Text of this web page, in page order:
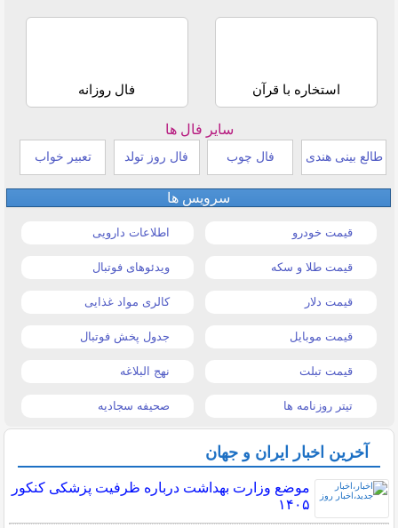
استخاره با قرآن فال روزانه
سایر فال ها
طالع بینی هندی فال چوب فال روز تولد تعبیر خواب
سرویس ها
قیمت خودرو اطلاعات دارویی
قیمت طلا و سکه ویدئوهای فوتبال
قیمت دلار کالری مواد غذایی
قیمت موبایل جدول پخش فوتبال
قیمت تبلت نهج البلاغه
تیتر روزنامه ها صحیفه سجادیه
آخرین اخبار ایران و جهان
موضع وزارت بهداشت درباره ظرفیت پزشکی کنکور
۱۴۰۵